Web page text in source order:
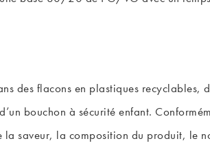
des flacons en plastiques recyclables,
bouchon à sécurité enfant.
saveur, la composition du produit, le